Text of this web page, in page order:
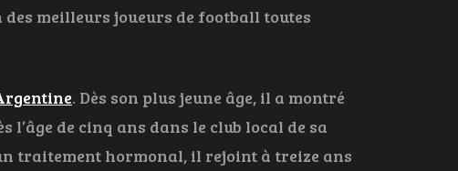
des meilleurs joueurs de football toutes
. Dès son plus jeune âge, il a montré
de cinq ans dans le club local de sa
traitement hormonal, il rejoint à treize ans